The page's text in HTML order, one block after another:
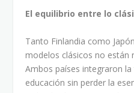
El equilibrio entre lo
Tanto Finlandia como
modelos clásicos no están
Ambos países integraron
educación sin perder la